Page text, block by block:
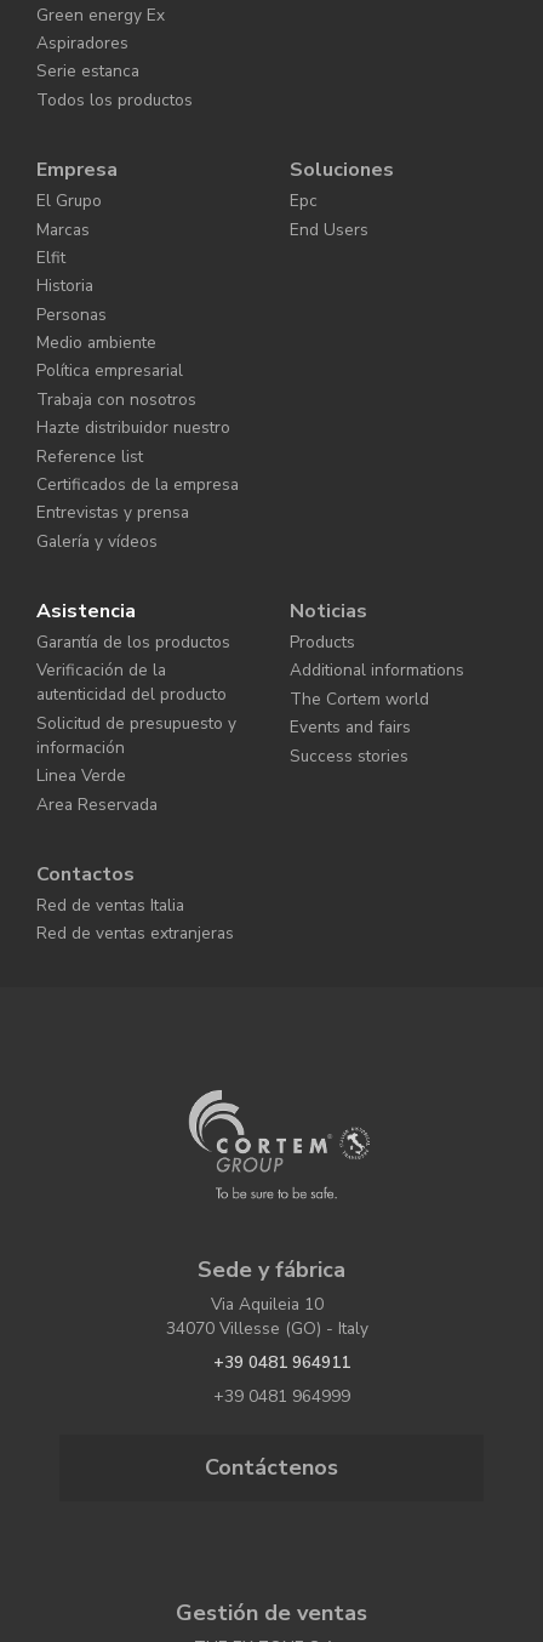
Green energy Ex
Aspiradores
Serie estanca
Todos los productos
Empresa
El Grupo
Marcas
Elfit
Historia
Personas
Medio ambiente
Política empresarial
Trabaja con nosotros
Hazte distribuidor nuestro
Reference list
Certificados de la empresa
Entrevistas y prensa
Galería y vídeos
Soluciones
Epc
End Users
Asistencia
Garantía de los productos
Verificación de la
autenticidad del producto
Solicitud de presupuesto y
información
Linea Verde
Area Reservada
Noticias
Products
Additional informations
The Cortem world
Events and fairs
Success stories
Contactos
Red de ventas Italia
Red de ventas extranjeras
Sede y fábrica
Via Aquileia 10
34070 Villesse (GO) - Italy
+39 0481 964911
+39 0481 964999
Contáctenos
Gestión de ventas